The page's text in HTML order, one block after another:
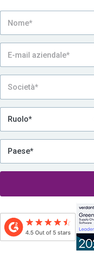
Inviando questo modulo,
ricezione della e-newsletter e
conformità con